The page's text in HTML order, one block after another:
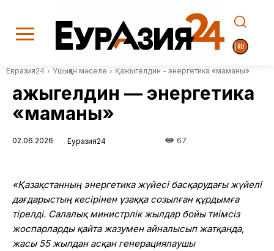
Евразия24 Ушыққан мәселе Қажыгелдин - энергетика «маманы»
Қажыгелдин — энергетика
«маманы»
02.06.2026 Еуразия24 67
«Қазақстанның энергетика жүйесі басқарудағы жүйелі
дағдарыстың кесірінен ұзаққа созылған құрдымға
тірелді. Салалық министрлік жылдар бойы тиімсіз
жоспарларды қайта жазумен айналысып жатқанда,
жасы 55 жылдан асқан генерациялаушы